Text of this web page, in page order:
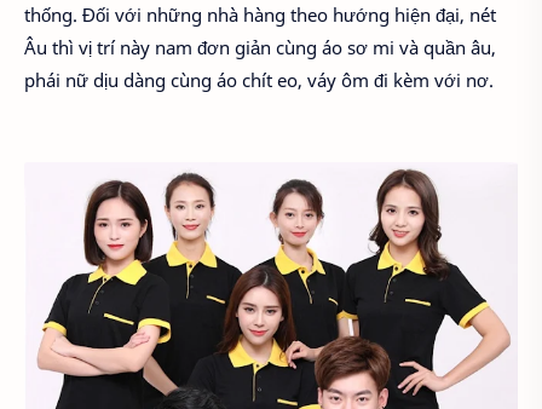
thống. Đối với những nhà hàng theo hướng hiện đại, nét
Âu thì vị trí này nam đơn giản cùng áo sơ mi và quần âu,
phái nữ dịu dàng cùng áo chít eo, váy ôm đi kèm với nơ.